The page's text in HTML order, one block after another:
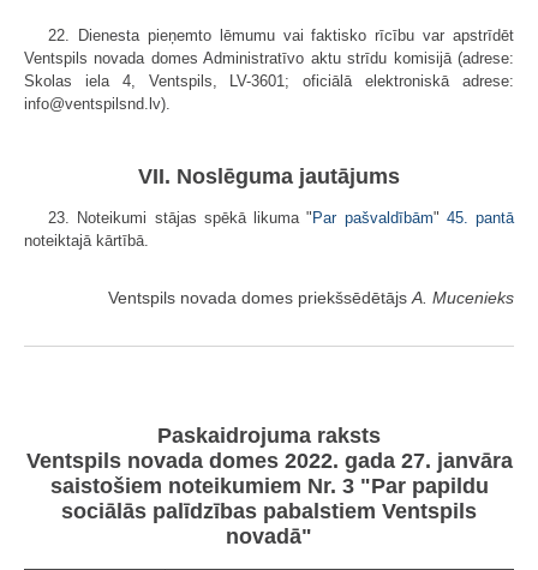
22. Dienesta pieņemto lēmumu vai faktisko rīcību var apstrīdēt
Ventspils novada domes Administratīvo aktu strīdu komisijā (adrese:
Skolas iela 4, Ventspils, LV-3601; oficiālā elektroniskā adrese:
info@ventspilsnd.lv).
VII. Noslēguma jautājums
23. Noteikumi stājas spēkā likuma "Par pašvaldībām" 45. pantā
noteiktajā kārtībā.
Ventspils novada domes priekšsēdētājs A. Mucenieks
Paskaidrojuma raksts
Ventspils novada domes 2022. gada 27. janvāra
saistošiem noteikumiem Nr. 3 "Par papildu
sociālās palīdzības pabalstiem Ventspils
novadā"